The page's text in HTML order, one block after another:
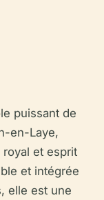
puissant de
en-Laye,
et esprit
et intégrée
elle est une